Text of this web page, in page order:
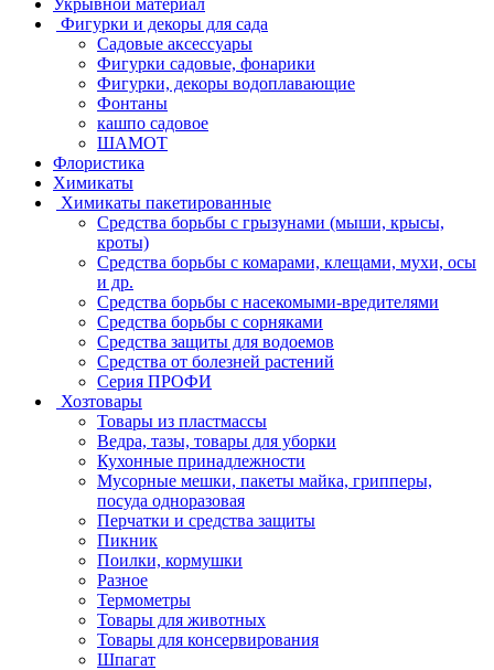
Фигурки и декоры для сада
Садовые аксессуары
Фигурки садовые, фонарики
Фигурки, декоры водоплавающие
Фонтаны
кашпо садовое
ШАМОТ
Флористика
Химикаты
Химикаты пакетированные
Средства борьбы с грызунами (мыши, крысы,
кроты)
Средства борьбы с комарами, клещами, мухи, осы
и др.
Средства борьбы с насекомыми-вредителями
Средства борьбы с сорняками
Средства защиты для водоемов
Средства от болезней растений
Серия ПРОФИ
Хозтовары
Товары из пластмассы
Ведра, тазы, товары для уборки
Кухонные принадлежности
Мусорные мешки, пакеты майка, грипперы,
посуда одноразовая
Перчатки и средства защиты
Пикник
Поилки, кормушки
Разное
Термометры
Товары для животных
Товары для консервирования
Шпагат